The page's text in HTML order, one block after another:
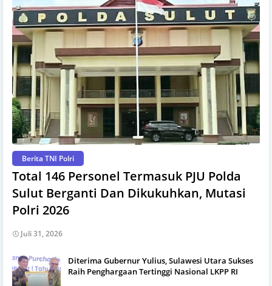
Berita TNI Polri
Total 146 Personel Termasuk PJU Polda
Sulut Berganti Dan Dikukuhkan, Mutasi
Polri 2026
Juli 31, 2026
Diterima Gubernur Yulius, Sulawesi Utara Sukses
Raih Penghargaan Tertinggi Nasional LKPP RI